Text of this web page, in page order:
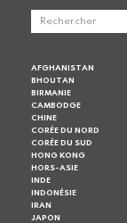
AFGHANISTAN
BHOUTAN
BIRMANIE
CAMBODGE
CHINE
CORÉE DU NORD
CORÉE DU SUD
HONG KONG
HORS-ASIE
INDE
INDONÉSIE
IRAN
JAPON